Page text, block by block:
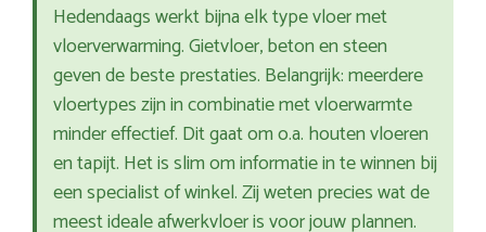
Hedendaags werkt bijna elk type vloer met
vloerverwarming. Gietvloer, beton en steen
geven de beste prestaties. Belangrijk: meerdere
vloertypes zijn in combinatie met vloerwarmte
minder effectief. Dit gaat om o.a. houten vloeren
en tapijt. Het is slim om informatie in te winnen bij
een specialist of winkel. Zij weten precies wat de
meest ideale afwerkvloer is voor jouw plannen.